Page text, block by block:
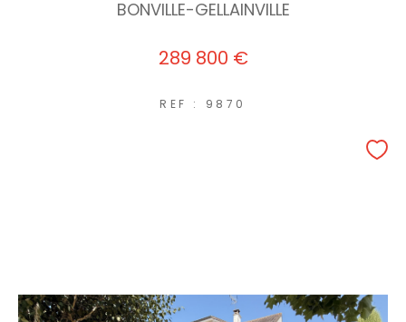
BONVILLE-GELLAINVILLE
289 800 €
REF : 9870